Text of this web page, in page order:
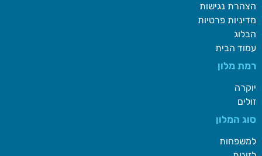
הצהרת נגישות
מדיניות פרטיות
הבלוג
עמוד הבית
רמת מלון
יוקרה
זולים
סוג המלון
למשפחות